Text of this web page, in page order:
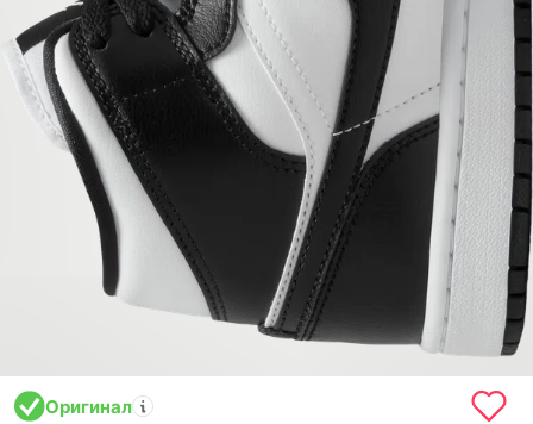
Оригинал